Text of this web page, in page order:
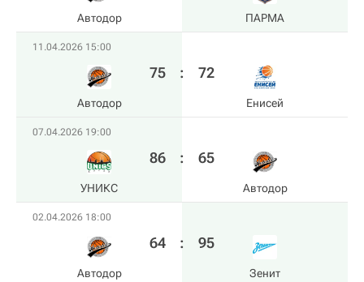
Автодор ПАРМА
11.04.2026 15:00
Автодор
75 : 72
Енисей
07.04.2026 19:00
УНИКС
86 : 65
Автодор
02.04.2026 18:00
Автодор
64 : 95
Зенит